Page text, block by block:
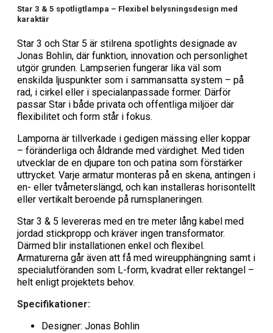
Star 3 & 5 spotligtlampa – Flexibel belysningsdesign med
karaktär
Star 3 och Star 5 är stilrena spotlights designade av
Jonas Bohlin, där funktion, innovation och personlighet
utgör grunden. Lampserien fungerar lika väl som
enskilda ljuspunkter som i sammansatta system – på
rad, i cirkel eller i specialanpassade former. Därför
passar Star i både privata och offentliga miljöer där
flexibilitet och form står i fokus.
Lamporna är tillverkade i gedigen mässing eller koppar
– föränderliga och åldrande med värdighet. Med tiden
utvecklar de en djupare ton och patina som förstärker
uttrycket. Varje armatur monteras på en skena, antingen i
en- eller tvåmeterslängd, och kan installeras horisontellt
eller vertikalt beroende på rumsplaneringen.
Star 3 & 5 levereras med en tre meter lång kabel med
jordad stickpropp och kräver ingen transformator.
Därmed blir installationen enkel och flexibel.
Armaturerna går även att få med wireupphängning samt i
specialutföranden som L-form, kvadrat eller rektangel –
helt enligt projektets behov.
Specifikationer:
Designer: Jonas Bohlin